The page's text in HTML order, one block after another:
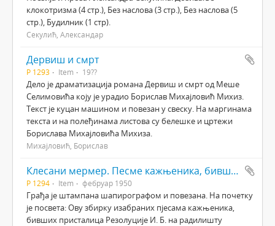
клокотризма (4 стр.), Без наслова (3 стр.), Без наслова (5
стр.), Будилник (1 стр).
Секулић, Александар
Дервиш и смрт
Р 1293 Item 19??
Дело је драматизација романа Дервиш и смрт од Меше
Селимовића коју је урадио Борислав Михајловић Михиз.
Текст је куцан машином и повезан у свеску. На маргинама
текста и на полеђинама листова су белешке и цртежи
Борислава Михајловића Михиза.
Михајловић, Борислав
Клесани мермер. Песме кажњеника, бивших присталица Резолуције Информбироа
Р 1294 Item фебруар 1950
Грађа је штампана шапирографом и повезана. На почетку
је посвета: Ову збирку изабраних пјесама кажњеника,
бивших присталица Резолуције И. Б. на радилишту